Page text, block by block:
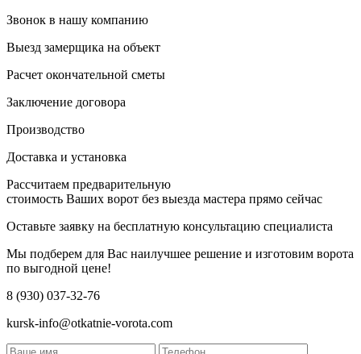
Звонок в нашу компанию
Выезд замерщика на объект
Расчет окончательной сметы
Заключение договора
Производство
Доставка и установка
Рассчитаем предварительную
стоимость Ваших ворот без выезда мастера прямо сейчас
Оставьте заявку на бесплатную консультацию специалиста
Мы подберем для Вас наилучшее решение и изготовим ворота
по выгодной цене!
8 (930) 037-32-76
kursk-info@otkatnie-vorota.com